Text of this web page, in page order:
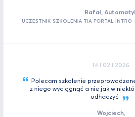
Rafał,
UCZESTNIK SZKOLENIA TIA PORTAL INTRO
14 I 02 I 2026
Polecam szkolenie
z niego wyciągnąć a nie jak w
odhaczyć
Wojciech,